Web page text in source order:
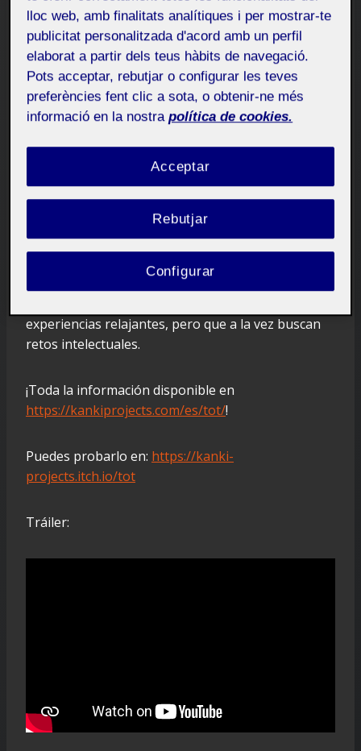
PerJon Gomez Palomar 14 juny, 2025
Públic
Train of ThoughtEs un juego de rompecabezas
acogedor y lógico donde controlas directamente
un tren de juguete en un vibrante mundo de
dioramas. Resuelve ingeniosos rompecabezas
logísticos acoplando vagones, recorriendo vías
complejas y entregando carga con precisión. Con
sus controles intuitivos, visuales relajantes y
diseño de avance de fallos,
experiencias relajantes, pero que a la vez buscan
retos intelectuales.
¡Toda la información disponible en
https://kankiprojects.com/es/tot/!
Puedes probarlo en: https://kanki-
projects.itch.io/tot
Tráiler:
lloc web, amb finalitats analítiques i per mostrar-te
publicitat personalitzada d'acord amb un perfil
elaborat a partir dels teus hàbits de navegació.
Pots acceptar, rebutjar o configurar les teves
preferències fent clic a sota, o obtenir-ne més
informació en la nostra política de cookies.
Rebutjar
Acceptar
Configurar